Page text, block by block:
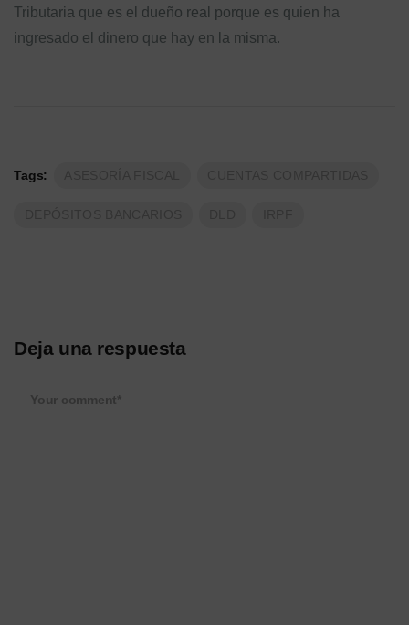
Tributaria que es el dueño real porque es quien ha
ingresado el dinero que hay en la misma.
Tags:
Deja una respuesta
Your comment*